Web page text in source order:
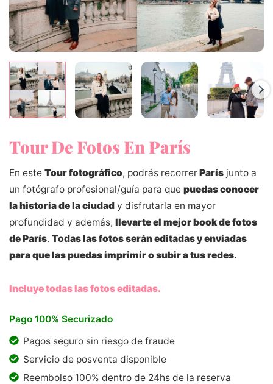
Tour De Fotos En París
En este Tour fotográfico, podrás recorrerParís junto a
un fotógrafo profesional/guía para que puedas conocer
la historia de la ciudad y disfrutarla en mayor
profundidad y además, llevarte el mejor book de fotos
de París. Todas las fotos serán editadas y enviadas
para que las puedas imprimir o subir a tus redes.
Incluye todas las fotos editadas.
Pago 100% Securizado
Pagos seguro sin riesgo de fraude
Servicio de posventa disponible
Reembolso 100% dentro de 24hs de la reserva